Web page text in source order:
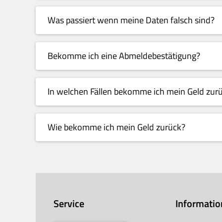
Was passiert wenn meine Daten falsch sind?
Bekomme ich eine Abmeldebestätigung?
In welchen Fällen bekomme ich mein Geld
Wie bekomme ich mein Geld zurück?
Service